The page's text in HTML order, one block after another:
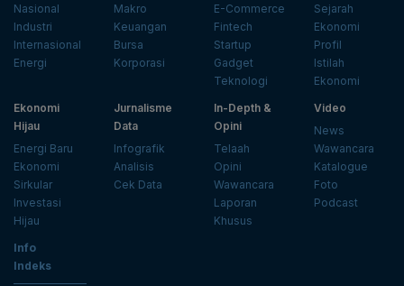
Nasional
Industri
Internasional
Energi
Makro
Keuangan
Bursa
Korporasi
E-Commerce
Fintech
Startup
Gadget
Teknologi
Sejarah
Ekonomi
Profil
Istilah
Ekonomi
Ekonomi
Hijau
Energi Baru
Ekonomi
Sirkular
Investasi
Hijau
Jurnalisme
Data
Infografik
Analisis
Cek Data
In-Depth &
Opini
Telaah
Opini
Wawancara
Laporan
Khusus
Video
News
Wawancara
Katalogue
Foto
Podcast
Info
Indeks